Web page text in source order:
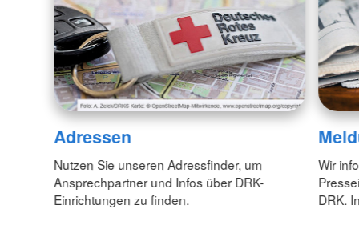
Adressen
Nutzen Sie unseren Adressfinder, um
Ansprechpartner und Infos über DRK-
Einrichtungen zu finden.
Wir
DRK.